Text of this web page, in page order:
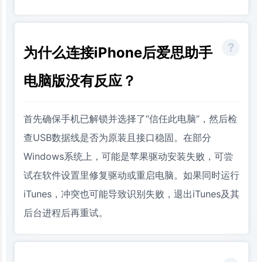
为什么连接iPhone后爱思助手
电脑版没有反应？
首先确保手机已解锁并选择了“信任此电脑”，然后检
查USB数据线是否为原装且接口稳固。在部分
Windows系统上，可能是苹果驱动安装失败，可尝
试在软件设置里修复驱动或重启电脑。如果同时运行
iTunes，冲突也可能导致识别失败，退出iTunes及其
后台进程后再重试。